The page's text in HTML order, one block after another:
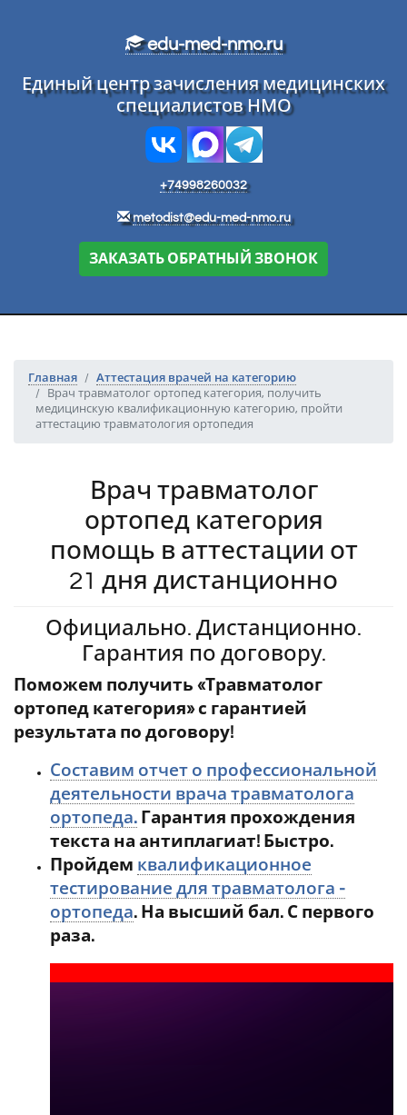
edu-med-nmo.ru
Единый центр зачисления медицинских
специалистов НМО
+74998260032
metodist@edu-med-nmo.ru
ЗАКАЗАТЬ ОБРАТНЫЙ ЗВОНОК
Главная
Аттестация врачей на категорию
Врач травматолог ортопед категория, получить
медицинскую квалификационную категорию, пройти
аттестацию травматология ортопедия
Врач травматолог
ортопед категория
помощь в аттестации от
21 дня дистанционно
Официально. Дистанционно.
Гарантия по договору.
Поможем получить «Травматолог
ортопед категория» с гарантией
результата по договору!
Составим отчет о профессиональной
деятельности врача травматолога
ортопеда. Гарантия прохождения
текста на антиплагиат! Быстро.
Пройдем квалификационное
тестирование для травматолога -
ортопеда. На высший бал. С первого
раза.